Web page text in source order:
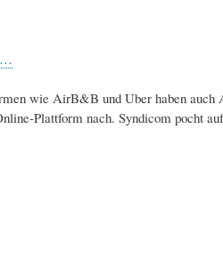
wie AirB&B und Uber haben auch
Plattform nach. Syndicom pocht